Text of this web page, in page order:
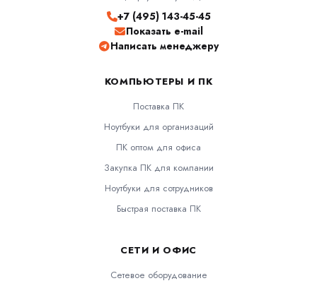
+7 (495) 143-45-45
Показать e-mail
Написать менеджеру
КОМПЬЮТЕРЫ И ПК
Поставка ПК
Ноутбуки для организаций
ПК оптом для офиса
Закупка ПК для компании
Ноутбуки для сотрудников
Быстрая поставка ПК
СЕТИ И ОФИС
Сетевое оборудование